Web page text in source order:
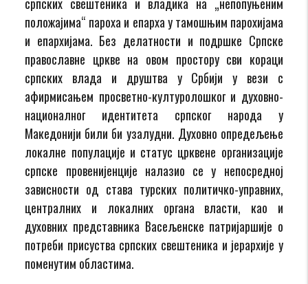
положајима“ пароха и епарха у тамошњим парохијама
и епархијама. Без делатности и подршке Српске
православне цркве на овом простору сви кораци
српских влада и друштва у Србији у вези с
афирмисањем просветно-културолошког и духовно-
националног идентитета српског народа у
Македонији били би узалудни. Духовно опредељење
локалне популације и статус црквене организације
српске провенијенције налазио се у непосредној
зависности од става турских политичко-управних,
централних и локалних органа власти, као и
духовних представника Васељенске патријаршије о
потреби присуства српских свештеника и јерархије у
поменутим областима.